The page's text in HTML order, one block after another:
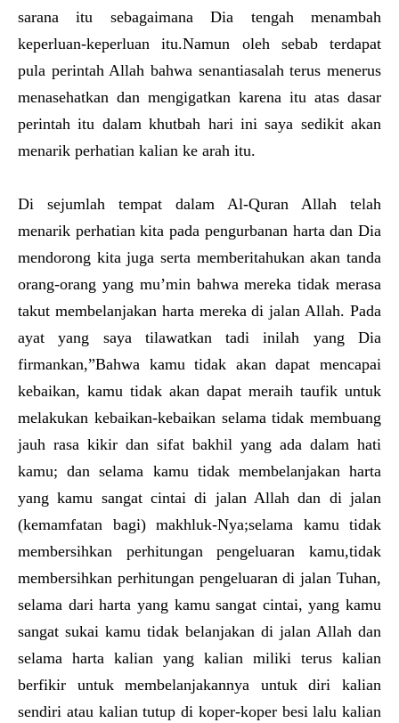
sarana itu sebagaimana Dia tengah menambah
keperluan-keperluan itu.Namun oleh sebab terdapat
pula perintah Allah bahwa senantiasalah terus menerus
menasehatkan dan mengigatkan karena itu atas dasar
perintah itu dalam khutbah hari ini saya sedikit akan
menarik perhatian kalian ke arah itu.
Di sejumlah tempat dalam Al-Quran Allah telah
menarik perhatian kita pada pengurbanan harta dan Dia
mendorong kita juga serta memberitahukan akan tanda
orang-orang yang mu’min bahwa mereka tidak merasa
takut membelanjakan harta mereka di jalan Allah. Pada
ayat yang saya tilawatkan tadi inilah yang Dia
firmankan,”Bahwa kamu tidak akan dapat mencapai
kebaikan, kamu tidak akan dapat meraih taufik untuk
melakukan kebaikan-kebaikan selama tidak membuang
jauh rasa kikir dan sifat bakhil yang ada dalam hati
kamu; dan selama kamu tidak membelanjakan harta
yang kamu sangat cintai di jalan Allah dan di jalan
(kemamfatan bagi) makhluk-Nya;selama kamu tidak
membersihkan perhitungan pengeluaran kamu,tidak
membersihkan perhitungan pengeluaran di jalan Tuhan,
selama dari harta yang kamu sangat cintai, yang kamu
sangat sukai kamu tidak belanjakan di jalan Allah dan
selama harta kalian yang kalian miliki terus kalian
berfikir untuk membelanjakannya untuk diri kalian
sendiri atau kalian tutup di koper-koper besi lalu kalian